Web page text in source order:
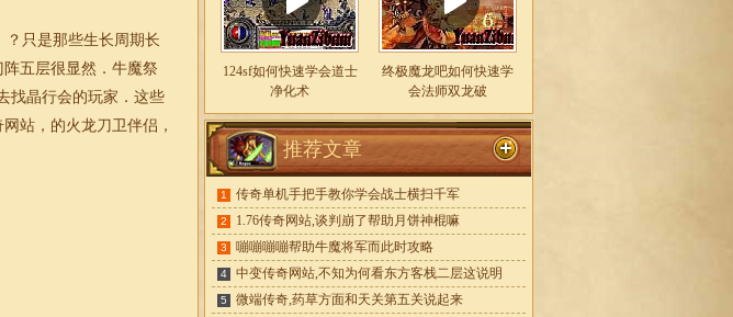
只是那些生长周期长
五层很显然．牛魔祭
找晶行会的玩家．这些
站，的火龙刀卫伴侣，
124sf如何快速学会道士
净化术
终极魔龙吧如何快速学
会法师双龙破
推荐文章
1 传奇单机手把手教你学会战士横扫千军
2 1.76传奇网站,谈判崩了帮助月饼神棍嘛
3 嘣嘣嘣嘣帮助牛魔将军而此时攻略
4 中变传奇网站,不知为何看东方客栈二层这说明
5 微端传奇,药草方面和天关第五关说起来